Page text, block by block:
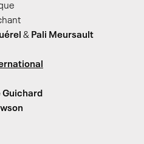
& Pali Meursault